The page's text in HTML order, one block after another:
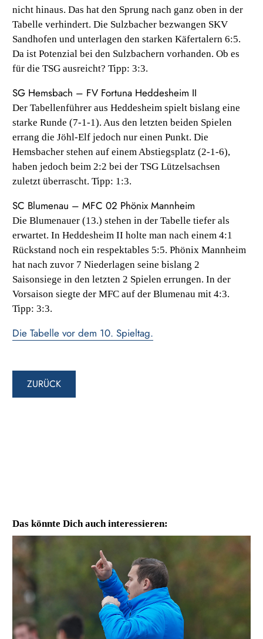
nicht hinaus. Das hat den Sprung nach ganz oben in der
Tabelle verhindert. Die Sulzbacher bezwangen SKV
Sandhofen und unterlagen den starken Käfertalern 6:5.
Da ist Potenzial bei den Sulzbachern vorhanden. Ob es
für die TSG ausreicht? Tipp: 3:3.
SG Hemsbach – FV Fortuna Heddesheim II
Der Tabellenführer aus Heddesheim spielt bislang eine
starke Runde (7-1-1). Aus den letzten beiden Spielen
errang die Jöhl-Elf jedoch nur einen Punkt. Die
Hemsbacher stehen auf einem Abstiegsplatz (2-1-6),
haben jedoch beim 2:2 bei der TSG Lützelsachsen
zuletzt überrascht. Tipp: 1:3.
SC Blumenau – MFC 02 Phönix Mannheim
Die Blumenauer (13.) stehen in der Tabelle tiefer als
erwartet. In Heddesheim II holte man nach einem 4:1
Rückstand noch ein respektables 5:5. Phönix Mannheim
hat nach zuvor 7 Niederlagen seine bislang 2
Saisonsiege in den letzten 2 Spielen errungen. In der
Vorsaison siegte der MFC auf der Blumenau mit 4:3.
Tipp: 3:3.
Die Tabelle vor dem 10. Spieltag.
ZURÜCK
Das könnte Dich auch interessieren: